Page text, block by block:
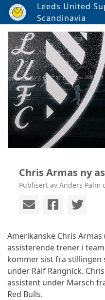
Leeds United
Scandinavia
Chris Armas ny
Publisert av Anders Palm
Amerikanske Chris
assisterende trener i
kommer sist fra stillingen
under Ralf Rangnick.
assistent under Marsch
Red Bulls.